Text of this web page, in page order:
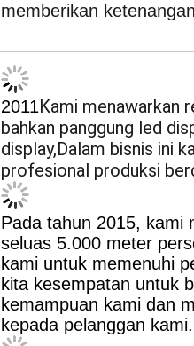
Lokakarya Kami
Semua staf Guide
dipimpin akan diuji 72
ketat dan proses
menyeluruh ini